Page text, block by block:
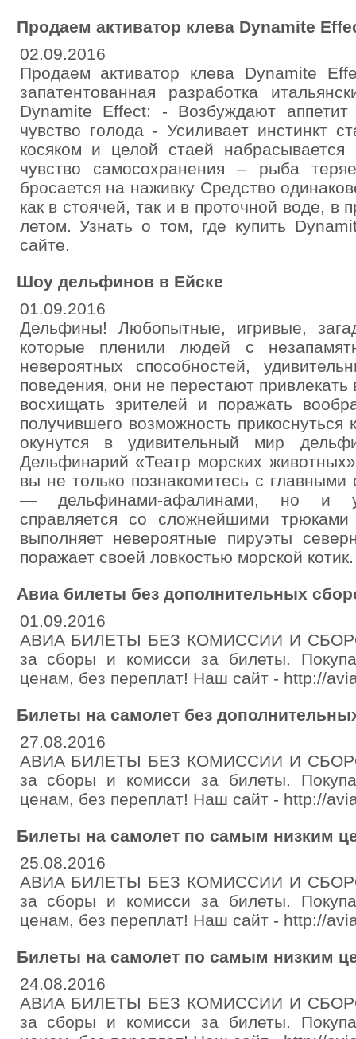
Продаем активатор клева Dynamite
02.09.2016
Продаем активатор клева Dynamite
запатентованная разработка
Dynamite Effect: - Возбуждают
чувство голода - Усиливает инстинкт
косяком и целой стаей
чувство самосохранения – рыба
бросается на наживку Средство
как в стоячей, так и в проточной воде, в
летом. Узнать о том, где купить
сайте.
Шоу дельфинов в Ейске
01.09.2016
Дельфины! Любопытные, игривые,
которые пленили людей с
невероятных способностей,
поведения, они не перестают
восхищать зрителей и поражать
получившего возможность
окунутся в удивительный мир
Дельфинарий «Театр морских
вы не только познакомитесь с
— дельфинами-афалинами, но и
справляется со сложнейшими трюками
выполняет невероятные пируэты
поражает своей ловкостью морской котик.
Авиа билеты без дополнительных
01.09.2016
АВИА БИЛЕТЫ БЕЗ КОМИССИИ И
за сборы и комисси за билеты.
ценам, без переплат! Наш сайт - http://
Билеты на самолет без
27.08.2016
АВИА БИЛЕТЫ БЕЗ КОМИССИИ И
за сборы и комисси за билеты.
ценам, без переплат! Наш сайт - http://
Билеты на самолет по самым низким
25.08.2016
АВИА БИЛЕТЫ БЕЗ КОМИССИИ И
за сборы и комисси за билеты.
ценам, без переплат! Наш сайт - http://
Билеты на самолет по самым низким
24.08.2016
АВИА БИЛЕТЫ БЕЗ КОМИССИИ И
за сборы и комисси за билеты.